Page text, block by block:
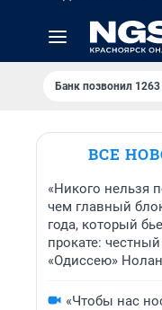
Банк позвонил
ВСЕ
«Никого нельзя
чем главный
года, который
прокате:
«Одиссею»
«Чтобы нас